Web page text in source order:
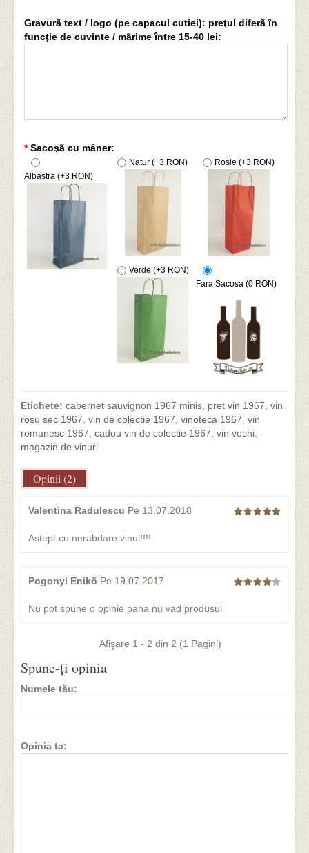
Gravurã text / logo (pe capacul cutiei): preţul diferã în
funcţie de cuvinte / mãrime între 15-40 lei:
* Sacoşã cu mâner:
Albastra (+3 RON)
Natur (+3 RON) Rosie (+3 RON)
Verde (+3 RON)
Fara Sacosa (0 RON)
Etichete: cabernet sauvignon 1967 minis pret vin 1967 vin
rosu sec 1967 vin de colectie 1967 vinoteca 1967 vin
romanesc 1967 cadou vin de colectie 1967 vin vechi
magazin de vinuri
Opinii (2)
Valentina Radulescu Pe 13.07.2018
Astept cu nerabdare vinul!!!!
Pogonyi Enikő Pe 19.07.2017
Nu pot spune o opinie pana nu vad produsul
Afişare 1 - 2 din 2 (1 Pagini)
Spune-ţi opinia
Numele tău:
Opinia ta: